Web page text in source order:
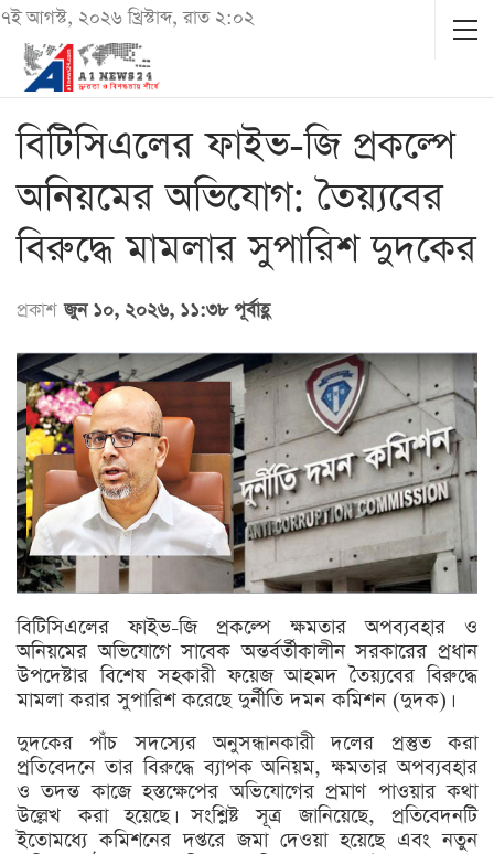
৭ই আগস্ট, ২০২৬ খ্রিস্টাব্দ, রাত ২:০২
বিটিসিএলের ফাইভ-জি প্রকল্পে
অনিয়মের অভিযোগ: তৈয়্যবের
বিরুদ্ধে মামলার সুপারিশ দুদকের
প্রকাশ জুন ১০, ২০২৬, ১১:৩৮ পূর্বাহ্ণ
বিটিসিএলের ফাইভ-জি প্রকল্পে ক্ষমতার অপব্যবহার ও
অনিয়মের অভিযোগে সাবেক অন্তর্বর্তীকালীন সরকারের প্রধান
উপদেষ্টার বিশেষ সহকারী ফয়েজ আহমদ তৈয়্যবের বিরুদ্ধে
মামলা করার সুপারিশ করেছে দুর্নীতি দমন কমিশন (দুদক)।
দুদকের পাঁচ সদস্যের অনুসন্ধানকারী দলের প্রস্তুত করা
প্রতিবেদনে তার বিরুদ্ধে ব্যাপক অনিয়ম, ক্ষমতার অপব্যবহার
ও তদন্ত কাজে হস্তক্ষেপের অভিযোগের প্রমাণ পাওয়ার কথা
উল্লেখ করা হয়েছে। সংশ্লিষ্ট সূত্র জানিয়েছে, প্রতিবেদনটি
ইতোমধ্যে কমিশনের দপ্তরে জমা দেওয়া হয়েছে এবং নতুন